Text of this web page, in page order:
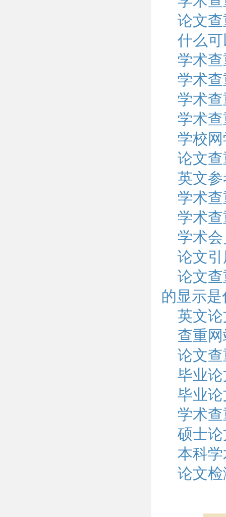
论文
什么
学术
学术
学术
学术
学校
论文
英文
学术
学术
学术
论文
论文
的显示
英文
查重
论文
毕业
毕业
学术
硕士
本科
论文